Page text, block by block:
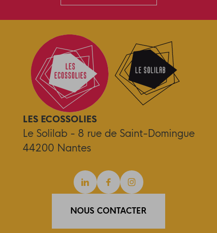
LES ECOSSOLIES
Le Solilab - 8 rue de Saint-Domingue
44200 Nantes
LinkedinFacebookInstagram
NOUS CONTACTER